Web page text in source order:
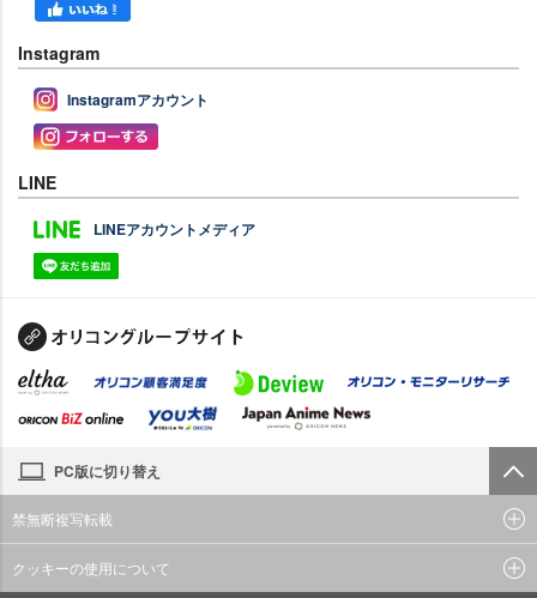
Instagram
Instagramアカウント
LINE
LINEアカウントメディア
PC版に切り替え
禁無断複写転載
クッキーの使用について